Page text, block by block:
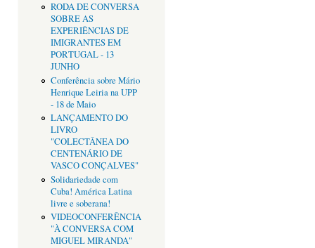
RODA DE CONVERSA
SOBRE AS
EXPERIÊNCIAS DE
IMIGRANTES EM
PORTUGAL - 13
JUNHO
Conferência sobre Mário
Henrique Leiria na UPP
- 18 de Maio
LANÇAMENTO DO
LIVRO
"COLECTÂNEA DO
CENTENÁRIO DE
VASCO CONÇALVES"
Solidariedade com
Cuba! América Latina
livre e soberana!
VIDEOCONFERÊNCIA
"À CONVERSA COM
MIGUEL MIRANDA"